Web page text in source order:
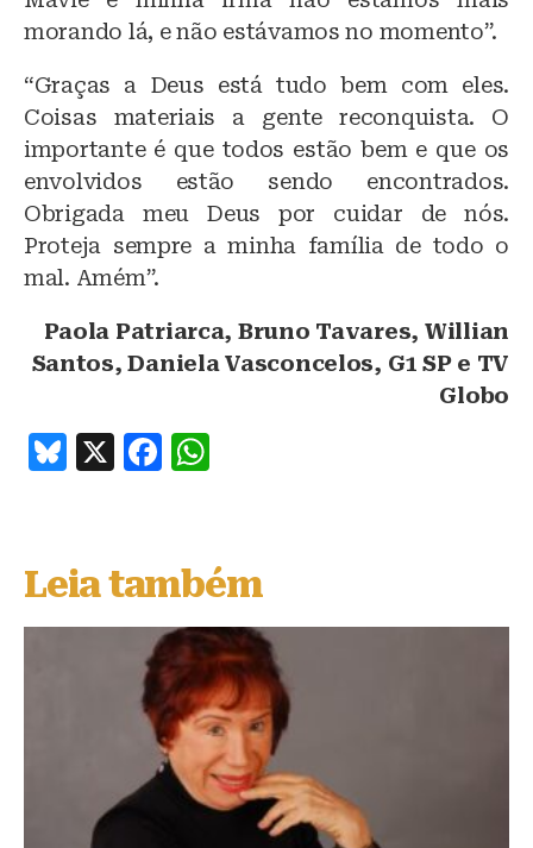
morando lá, e não estávamos no momento”.
“Graças a Deus está tudo bem com eles.
Coisas materiais a gente reconquista. O
importante é que todos estão bem e que os
envolvidos estão sendo encontrados.
Obrigada meu Deus por cuidar de nós.
Proteja sempre a minha família de todo o
mal. Amém”.
Paola Patriarca, Bruno Tavares, Willian
Santos, Daniela Vasconcelos, G1 SP e TV
Globo
B
s
k
X
F
e
b
o
o
k
s
A
p
p
Leia também